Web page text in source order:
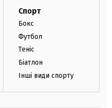
Спорт
Бокс
Футбол
Теніс
Біатлон
Інші види спорту